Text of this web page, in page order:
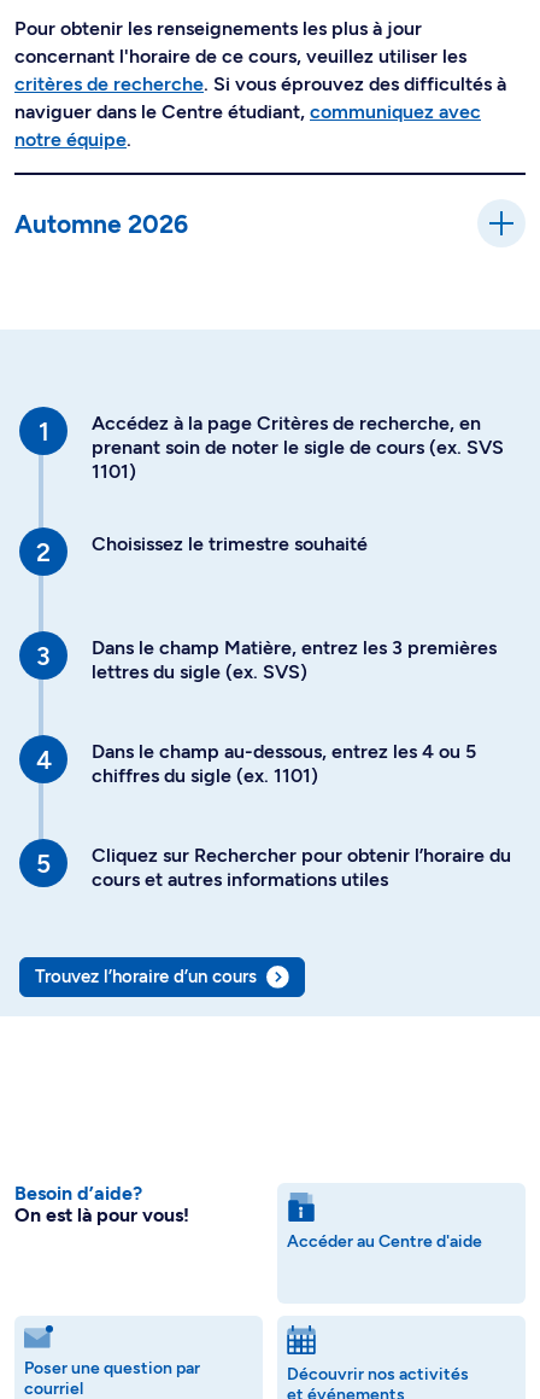
Pour obtenir les renseignements les plus à jour
concernant l'horaire de ce cours, veuillez utiliser les
critères de recherche. Si vous éprouvez des difficultés à
naviguer dans le Centre étudiant, communiquez avec
notre équipe.
Automne 2026
Accédez à la page Critères de recherche, en
prenant soin de noter le sigle de cours (ex. SVS
1101)
Choisissez le trimestre souhaité
Dans le champ Matière, entrez les 3 premières
lettres du sigle (ex. SVS)
Dans le champ au-dessous, entrez les 4 ou 5
chiffres du sigle (ex. 1101)
Cliquez sur Rechercher pour obtenir l’horaire du
cours et autres informations utiles
Trouvez l’horaire d’un cours
Besoin d’aide?
On est là pour vous!
Accéder au Centre d'aide
Poser une question par
courriel
Découvrir nos activités